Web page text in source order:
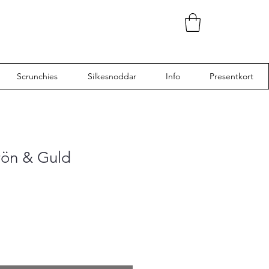
& Guld
Scrunchies Silkesnoddar Info Presentkort